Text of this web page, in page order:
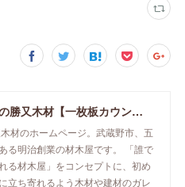
東京・吉祥寺の勝又木材【一枚板カウンター】
材のホームページ。武蔵野市、五
る明治創業の材木屋です。 「誰で
る材木屋」をコンセプトに、初め
立ち寄れるよう木材や建材のガレ